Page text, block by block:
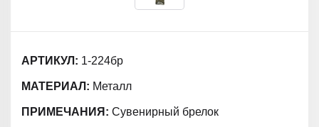
АРТИКУЛ: 1-224бр
МАТЕРИАЛ: Металл
ПРИМЕЧАНИЯ: Сувенирный брелок